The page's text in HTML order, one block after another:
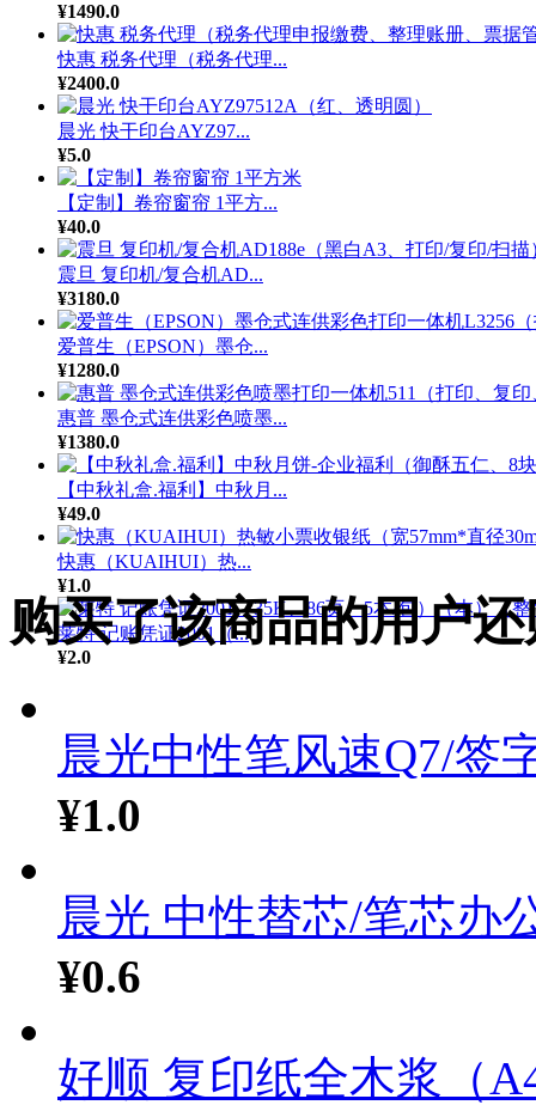
¥1490.0
快惠 税务代理（税务代理...
¥2400.0
晨光 快干印台AYZ97...
¥5.0
【定制】卷帘窗帘 1平方...
¥40.0
震旦 复印机/复合机AD...
¥3180.0
爱普生（EPSON）墨仓...
¥1280.0
惠普 墨仓式连供彩色喷墨...
¥1380.0
【中秋礼盒.福利】中秋月...
¥49.0
快惠（KUAIHUI）热...
¥1.0
莱特 记账凭证2001（...
¥2.0
购买了该商品的用户
晨光中性笔风速Q7/签
¥1.0
晨光 中性替芯/笔芯办
¥0.6
好顺 复印纸全木浆（